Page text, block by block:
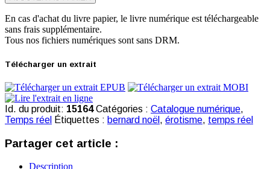
En cas d'achat du livre papier, le livre numérique est téléchargeable
sans frais supplémentaire.
Tous nos fichiers numériques sont sans DRM.
Télécharger un extrait
Id. du produit: 15164 Catégories : Catalogue numérique,
Temps réel Étiquettes : bernard noël , érotisme, temps réel
Partager cet article :
Description